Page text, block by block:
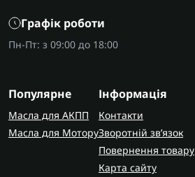
Графік роботи
Пн-Пт: з 09:00 до 18:00
Популярне
Масла для АКПП
Масла для Мотору
Інформація
Контакти
Зворотній зв’язок
Повернення товару
Карта сайту